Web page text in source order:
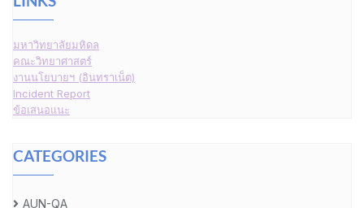
มหาวิทยาลัยมหิดล
คณะวิทยาศาสตร์
งานนโยบายฯ (อินทราเน็ต)
Incident Report
ข้อเสนอแนะ
CATEGORIES
AUN-QA